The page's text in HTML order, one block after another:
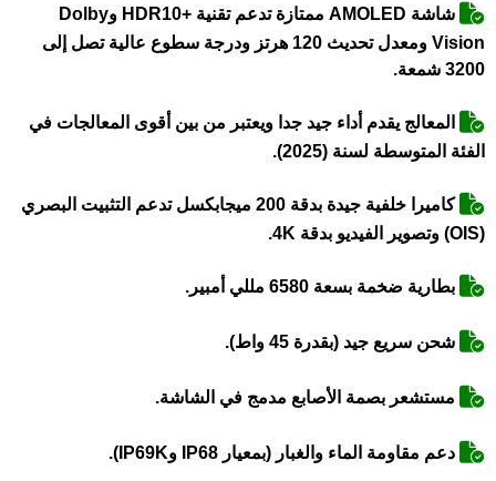
شاشة AMOLED ممتازة تدعم تقنية +HDR10 وDolby
Vision ومعدل تحديث 120 هرتز ودرجة سطوع عالية تصل إلى
3200 شمعة.
المعالج يقدم أداء جيد جدا ويعتبر من بين أقوى المعالجات في
الفئة المتوسطة لسنة (2025).
كاميرا خلفية جيدة بدقة 200 ميجابكسل تدعم التثبيت البصري
(OIS) وتصوير الفيديو بدقة 4K.
بطارية ضخمة بسعة 6580 مللي أمبير.
شحن سريع جيد (بقدرة 45 واط).
مستشعر بصمة الأصابع مدمج في الشاشة.
دعم مقاومة الماء والغبار (بمعيار IP68 وIP69K).